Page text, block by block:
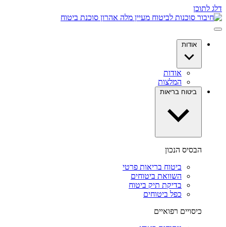
דלג לתוכן
אודות
אודות
המלצות
ביטוח בריאות
הבסיס הנכון
ביטוח בריאות פרטי
השוואת ביטוחים
בדיקת תיק ביטוח
כפל ביטוחים
כיסויים רפואיים